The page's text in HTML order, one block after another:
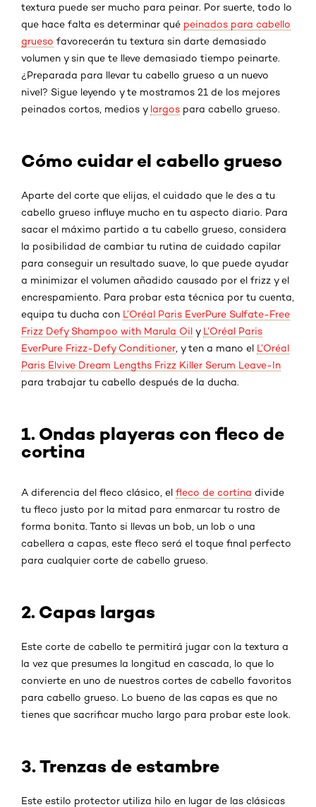
textura puede ser mucho para peinar. Por suerte, todo lo
que hace falta es determinar qué peinados para cabello
grueso favorecerán tu textura sin darte demasiado
volumen y sin que te lleve demasiado tiempo peinarte.
¿Preparada para llevar tu cabello grueso a un nuevo
nivel? Sigue leyendo y te mostramos 21 de los mejores
peinados cortos, medios y largos para cabello grueso.
Cómo cuidar el cabello grueso
Aparte del corte que elijas, el cuidado que le des a tu
cabello grueso influye mucho en tu aspecto diario. Para
sacar el máximo partido a tu cabello grueso, considera
la posibilidad de cambiar tu rutina de cuidado capilar
para conseguir un resultado suave, lo que puede ayudar
a minimizar el volumen añadido causado por el frizz y el
encrespamiento. Para probar esta técnica por tu cuenta,
equipa tu ducha con L’Oréal Paris EverPure Sulfate-Free
Frizz Defy Shampoo with Marula Oil y L’Oréal Paris
EverPure Frizz-Defy Conditioner , y ten a mano el L’Oréal
Paris Elvive Dream Lengths Frizz Killer Serum Leave-In
para trabajar tu cabello después de la ducha.
1. Ondas playeras con fleco de
cortina
A diferencia del fleco clásico, el fleco de cortina divide
tu fleco justo por la mitad para enmarcar tu rostro de
forma bonita. Tanto si llevas un bob, un lob o una
cabellera a capas, este fleco será el toque final perfecto
para cualquier corte de cabello grueso.
2. Capas largas
Este corte de cabello te permitirá jugar con la textura a
la vez que presumes la longitud en cascada, lo que lo
convierte en uno de nuestros cortes de cabello favoritos
para cabello grueso. Lo bueno de las capas es que no
tienes que sacrificar mucho largo para probar este look.
3. Trenzas de estambre
Este estilo protector utiliza hilo en lugar de las clásicas